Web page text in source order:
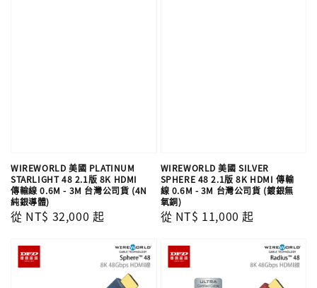
WIREWORLD 美國 PLATINUM
STARLIGHT 48 2.1版 8K HDMI
傳輸線 0.6M - 3M 台灣公司貨 (4N
純銀導體)
Regular
從 NT$ 32,000 起
WIREWORLD 美國 SILVER
SPHERE 48 2.1版 8K HDMI 傳輸
線 0.6M - 3M 台灣公司貨 (鍍銀無
氧銅)
Regular
從 NT$ 11,000 起